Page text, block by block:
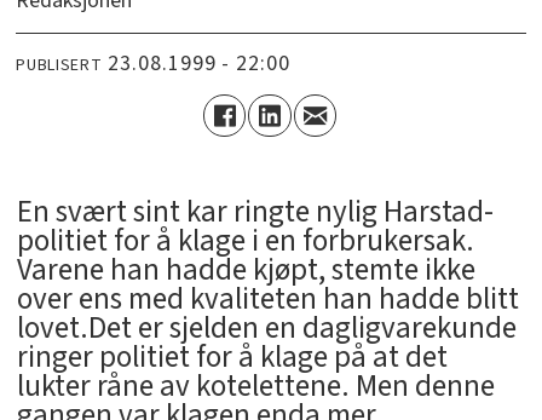
PUBLISERT 23.08.1999 - 22:00
En svært sint kar ringte nylig Harstad-
politiet for å klage i en forbrukersak.
Varene han hadde kjøpt, stemte ikke
over ens med kvaliteten han hadde blitt
lovet.Det er sjelden en dagligvarekunde
ringer politiet for å klage på at det
lukter råne av kotelettene. Men denne